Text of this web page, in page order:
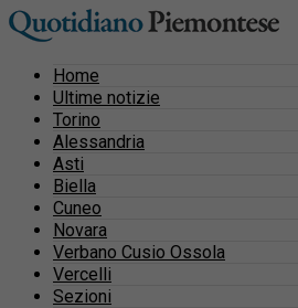
Home
Ultime notizie
Torino
Alessandria
Asti
Biella
Cuneo
Novara
Verbano Cusio Ossola
Vercelli
Sezioni